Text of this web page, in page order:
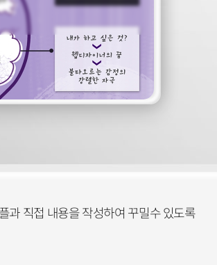
과 직접 내용을 작성하여 꾸밀수 있도록